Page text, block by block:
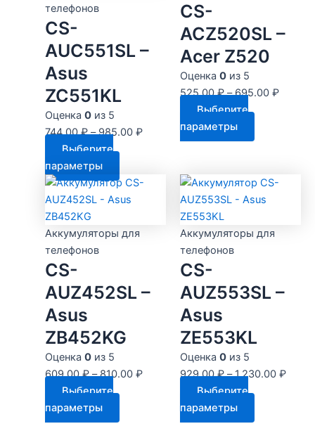
телефонов
CS-
AUC551SL –
Asus
ZC551KL
Оценка 0из 5
744.00₽–985.00 ₽
Выберите
параметры
товар
имеет
вариаций.
выбрать
на
товара.
CS-
ACZ520SL –
Acer Z520
Оценка 0из 5
525.00₽–695.00 ₽
Выберите
параметры
товар
несколько
товара.
Аккумуляторы для
телефонов
CS-
AUZ452SL –
Asus
ZB452KG
Оценка 0из 5
609.00₽–810.00 ₽
Выберите
параметры
товар
Аккумуляторы для
телефонов
CS-
AUZ553SL –
Asus
ZE553KL
Оценка 0из 5
929.00₽–1,230.00 ₽
Выберите
параметры
товар